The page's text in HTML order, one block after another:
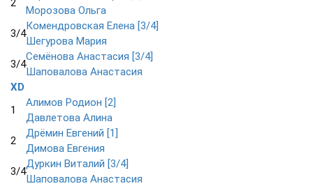
Морозова Ольга
3/4
Комендровская Елена [3/4]
Шегурова Мария
3/4
Семёнова Анастасия [3/4]
Шаповалова Анастасия
XD
1
Алимов Родион [2]
Давлетова Алина
2
Дрёмин Евгений [1]
Димова Евгения
3/4
Дуркин Виталий [3/4]
Шаповалова Анастасия